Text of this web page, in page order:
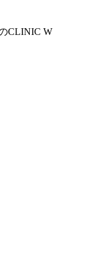
CLINIC W